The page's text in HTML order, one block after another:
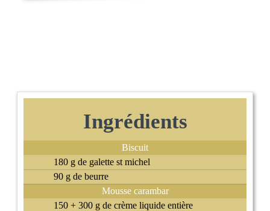
Ingrédients
Biscuit
180 g de galette st michel
90 g de beurre
Mousse carambar
150 + 300 g de crème liquide entière